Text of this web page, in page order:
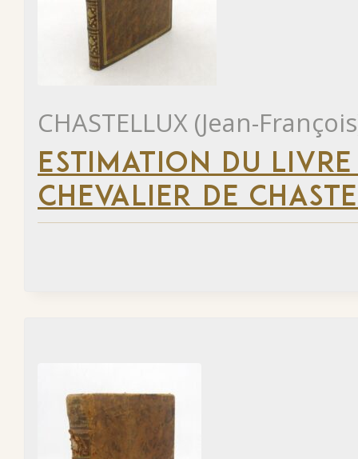
CHASTELLUX (Jean-
ESTIMATION DU
CHEVALIER DE